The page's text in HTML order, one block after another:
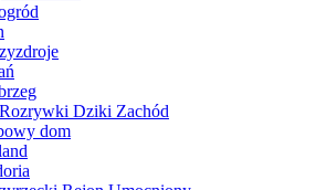
Dziki Zachód
dom